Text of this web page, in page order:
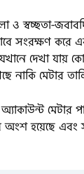
ও স্বচ্ছতা-
সংরক্ষণ করে
দেখা যায়
মেটার
মেটার
অংশ হয়েছে